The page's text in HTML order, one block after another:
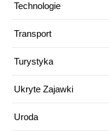
Technologie
Transport
Turystyka
Ukryte Zajawki
Uroda